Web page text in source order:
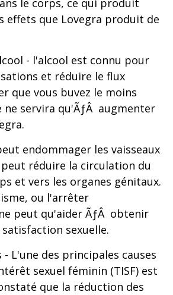
le corps, ce qui produit
effets que Lovegra produit de
- l'alcool est connu pour
et réduire le flux
que vous buvez le moins
ne servira qu'ÃƒÂ augmenter
endommager les vaisseaux
réduire la circulation du
et vers les organes génitaux.
ou l'arrêter
peut qu'aider ÃƒÂ obtenir
sexuelle.
- L'une des principales causes
sexuel féminin (TISF) est
que la réduction des